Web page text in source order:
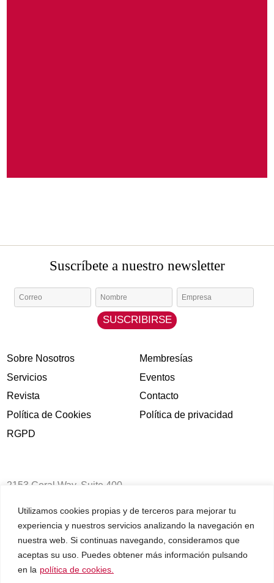
Utilizamos cookies propias y de terceros para mejorar tu
experiencia y nuestros servicios analizando la navegación en
nuestra web. Si continuas navegando, consideramos que
aceptas su uso. Puedes obtener más información pulsando
en la política de cookies.
Sobre Nosotros